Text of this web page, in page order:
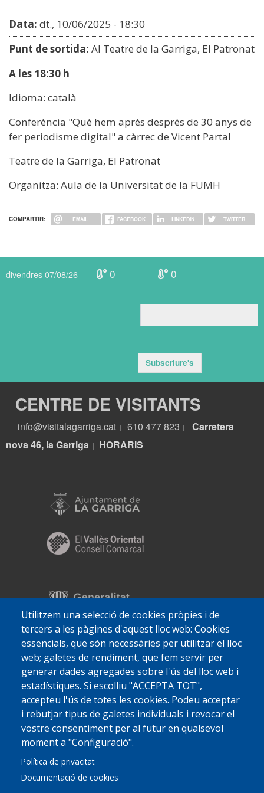
Data: dt., 10/06/2025 - 18:30
Punt de sortida: Al Teatre de la Garriga, El Patronat
A les 18:30 h
Idioma: català
Conferència "Què hem après després de 30 anys de
fer periodisme digital" a càrrec de Vicent Partal
Teatre de la Garriga, El Patronat
Organitza: Aula de la Universitat de la FUMH
COMPARTIR: EMAIL FACEBOOK LINKEDIN TWITTER
Utilitzem una selecció de cookies pròpies i de
tercers a les pàgines d'aquest lloc web: Cookies
essencials, que són necessàries per utilitzar el lloc
web; galetes de rendiment, que fem servir per
generar dades agregades sobre l'ús del lloc web i
estadístiques. Si escolliu "ACCEPTA TOT",
accepteu l'ús de totes les cookies. Podeu acceptar
i rebutjar tipus de galetes individuals i revocar el
vostre consentiment per al futur en qualsevol
moment a "Configuració".
Política de privacitat
Documentació de cookies
divendres 07/08/26 0 0
Subscriure's
CENTRE DE VISITANTS
info@visitalagarriga.cat 610 477 823
Carretera
nova 46, la Garriga
HORARIS